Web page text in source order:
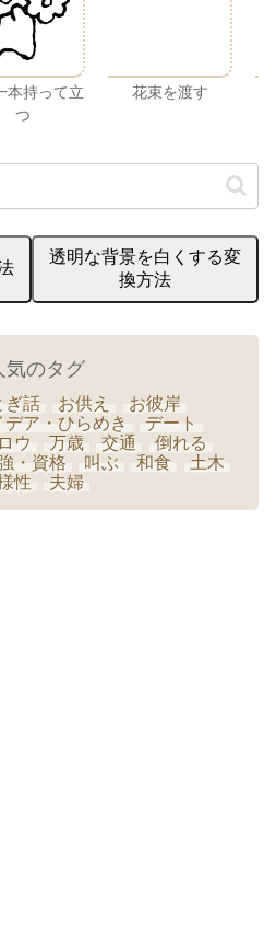
本持って立
つ
花束を渡す
透明な背景を白くする変
換方法
気のタグ
ぎ話 お供え
お彼岸
デア・ひらめき
デート
ウ 万歳 交通
倒れる
・資格 叫ぶ 和食
土木
性
夫婦